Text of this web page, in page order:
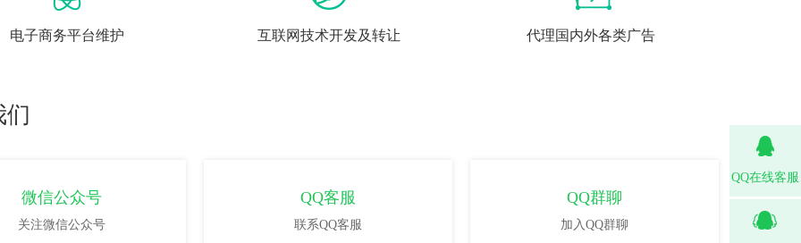
电子商务平台维护 互联网技术开发及转让 代理国内外各类广告
们
微信公众号
关注微信公众号
QQ客服
联系QQ客服
QQ群聊
加入QQ群聊
QQ在线客服